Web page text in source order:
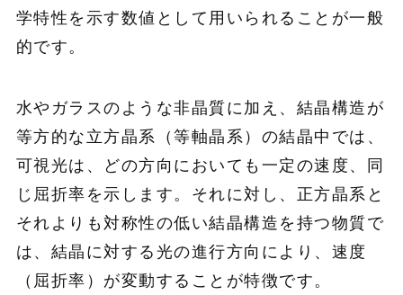
学特性を示す数値として用いられることが一般
的です。
水やガラスのような非晶質に加え、結晶構造が
等方的な立方晶系（等軸晶系）の結晶中では、
可視光は、どの方向においても一定の速度、同
じ屈折率を示します。それに対し、正方晶系と
それよりも対称性の低い結晶構造を持つ物質で
は、結晶に対する光の進行方向により、速度
（屈折率）が変動することが特徴です。